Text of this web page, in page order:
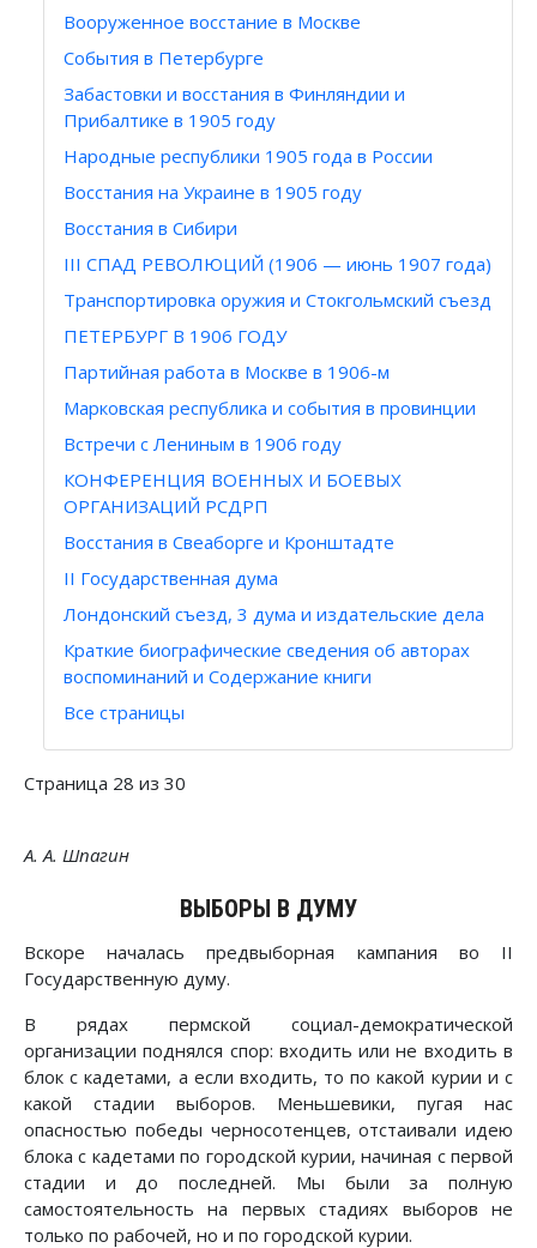
Вооруженное восстание в Москве
События в Петербурге
Забастовки и восстания в Финляндии и
Прибалтике в 1905 году
Народные республики 1905 года в России
Восстания на Украине в 1905 году
Восстания в Сибири
III СПАД РЕВОЛЮЦИЙ (1906 — июнь 1907 года)
Транспортировка оружия и Стокгольмский съезд
ПЕТЕРБУРГ В 1906 ГОДУ
Партийная работа в Москве в 1906-м
Марковская республика и события в провинции
Встречи с Лениным в 1906 году
КОНФЕРЕНЦИЯ ВОЕННЫХ И БОЕВЫХ
ОРГАНИЗАЦИЙ РСДРП
Восстания в Свеаборге и Кронштадте
II Государственная дума
Лондонский съезд, 3 дума и издательские дела
Краткие биографические сведения об авторах
воспоминаний и Содержание книги
Все страницы
Страница 28 из 30
А. А. Шпагин
ВЫБОРЫ В ДУМУ
Вскоре началась предвыборная кампания во II
Государственную думу.
В рядах пермской социал-демократической
организации поднялся спор: входить или не входить в
блок с кадетами, а если входить, то по какой курии и с
какой стадии выборов. Меньшевики, пугая нас
опасностью победы черносотенцев, отстаивали идею
блока с кадетами по городской курии, начиная с первой
стадии и до последней. Мы были за полную
самостоятельность на первых стадиях выборов не
только по рабочей, но и по городской курии.